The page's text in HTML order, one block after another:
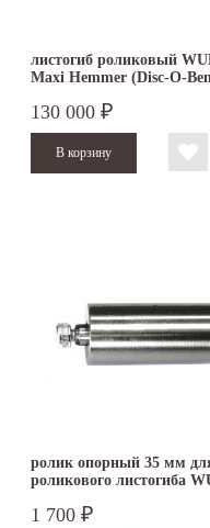
листогиб роликовый
Maxi Hemmer (Disc-O-
130 000 ₽
ролик опорный 35 мм
роликового листогиба
1 700 ₽